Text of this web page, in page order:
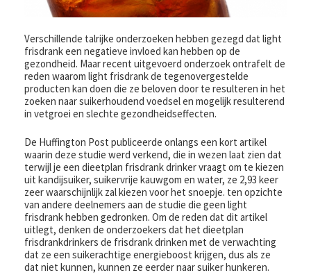
Verschillende talrijke onderzoeken hebben gezegd dat light
frisdrank een negatieve invloed kan hebben op de
gezondheid. Maar recent uitgevoerd onderzoek ontrafelt de
reden waarom light frisdrank de tegenovergestelde
producten kan doen die ze beloven door te resulteren in het
zoeken naar suikerhoudend voedsel en mogelijk resulterend
in vetgroei en slechte gezondheidseffecten.
De Huffington Post publiceerde onlangs een kort artikel
waarin deze studie werd verkend, die in wezen laat zien dat
terwijl je een dieetplan frisdrank drinker vraagt ​​om te kiezen
uit kandijsuiker, suikervrije kauwgom en water, ze 2,93 keer
zeer waarschijnlijk zal kiezen voor het snoepje. ten opzichte
van andere deelnemers aan de studie die geen light
frisdrank hebben gedronken. Om de reden dat dit artikel
uitlegt, denken de onderzoekers dat het dieetplan
frisdrankdrinkers de frisdrank drinken met de verwachting
dat ze een suikerachtige energieboost krijgen, dus als ze
dat niet kunnen, kunnen ze eerder naar suiker hunkeren.